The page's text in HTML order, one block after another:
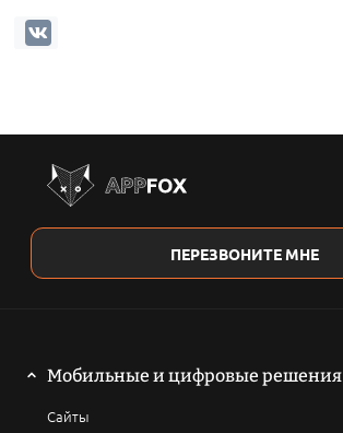
ПЕРЕЗВОНИТЕ МНЕ
Мобильные и цифровые решения
Сайты